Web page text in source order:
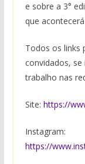
e sobre a 3°
que
Todos os links
convidados,
trabalho nas
Site: https://
Instagram:
https://